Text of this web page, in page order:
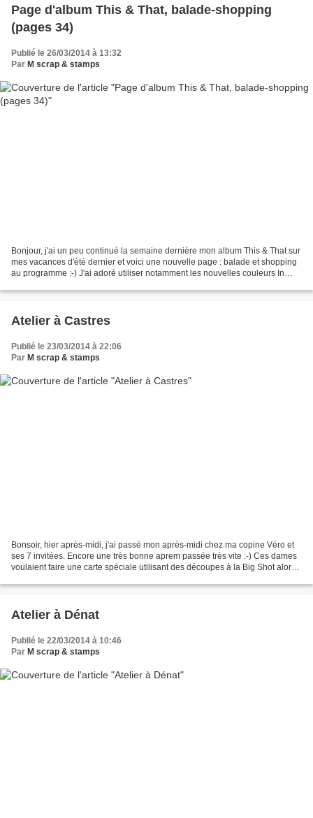
Page d'album This & That, balade-shopping
(pages 34)
Publié le 26/03/2014 à 13:32
Par M scrap & stamps
Bonjour, j'ai un peu continué la semaine dernière mon album This & That sur
mes vacances d'été dernier et voici une nouvelle page : balade et shopping
au programme :-) J'ai adoré utiliser notamment les nouvelles couleurs In
Atelier à Castres
Publié le 23/03/2014 à 22:06
Par M scrap & stamps
Bonsoir, hier après-midi, j'ai passé mon après-midi chez ma copine Véro et
ses 7 invitées. Encore une très bonne aprem passée très vite :-) Ces dames
voulaient faire une carte spéciale utilisant des découpes à la Big Shot alors
Atelier à Dénat
Publié le 22/03/2014 à 10:46
Par M scrap & stamps